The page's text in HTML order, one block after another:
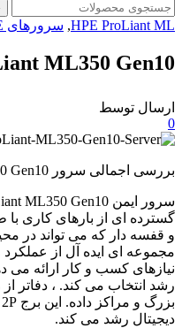
HPE ProLiant ML
, سرورهای HPE
ML350 Gen10
ارسال توسط
0
بررسی اجمالی سرور HPE ProLiant ML350 Gen10
گسترده ای از بارهای کاری
و قفسه دار که می تواند در
مجموعه ای ایده آل از عملکرد
رشد انتخاب می کند. ، دفاتر
دیجیتال رشد می کند.